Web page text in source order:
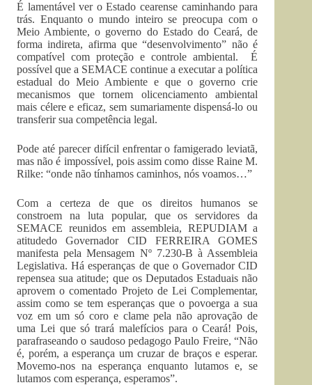
É lamentável ver o Estado cearense caminhando para
trás. Enquanto o mundo inteiro se preocupa com o
Meio Ambiente, o governo do Estado do Ceará, de
forma indireta, afirma que “desenvolvimento” não é
compatível com proteção e controle ambiental. É
possível que a SEMACE continue a executar a política
estadual do Meio Ambiente e que o governo crie
mecanismos que tornem olicenciamento ambiental
mais célere e eficaz, sem sumariamente dispensá-lo ou
transferir sua competência legal.
Pode até parecer difícil enfrentar o famigerado leviatã,
mas não é impossível, pois assim como disse Raine M.
Rilke: “onde não tínhamos caminhos, nós voamos…”
Com a certeza de que os direitos humanos se
constroem na luta popular, que os servidores da
SEMACE reunidos em assembleia, REPUDIAM a
atitudedo Governador CID FERREIRA GOMES
manifesta pela Mensagem Nº 7.230-B à Assembleia
Legislativa. Há esperanças de que o Governador CID
repensea sua atitude; que os Deputados Estaduais não
aprovem o comentado Projeto de Lei Complementar,
assim como se tem esperanças que o povoerga a sua
voz em um só coro e clame pela não aprovação de
uma Lei que só trará malefícios para o Ceará! Pois,
parafraseando o saudoso pedagogo Paulo Freire, “Não
é, porém, a esperança um cruzar de braços e esperar.
Movemo-nos na esperança enquanto lutamos e, se
lutamos com esperança, esperamos”.